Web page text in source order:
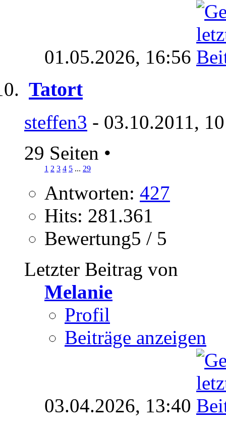
01.05.2026, 16:56
Tatort
steffen3 - 03.10.2011,
29 Seiten •
1 2 3 4 5 ... 29
Antworten: 427
Hits: 281.361
Bewertung5 / 5
Letzter Beitrag von
Melanie
Profil
Beiträge anzeigen
03.04.2026, 13:40